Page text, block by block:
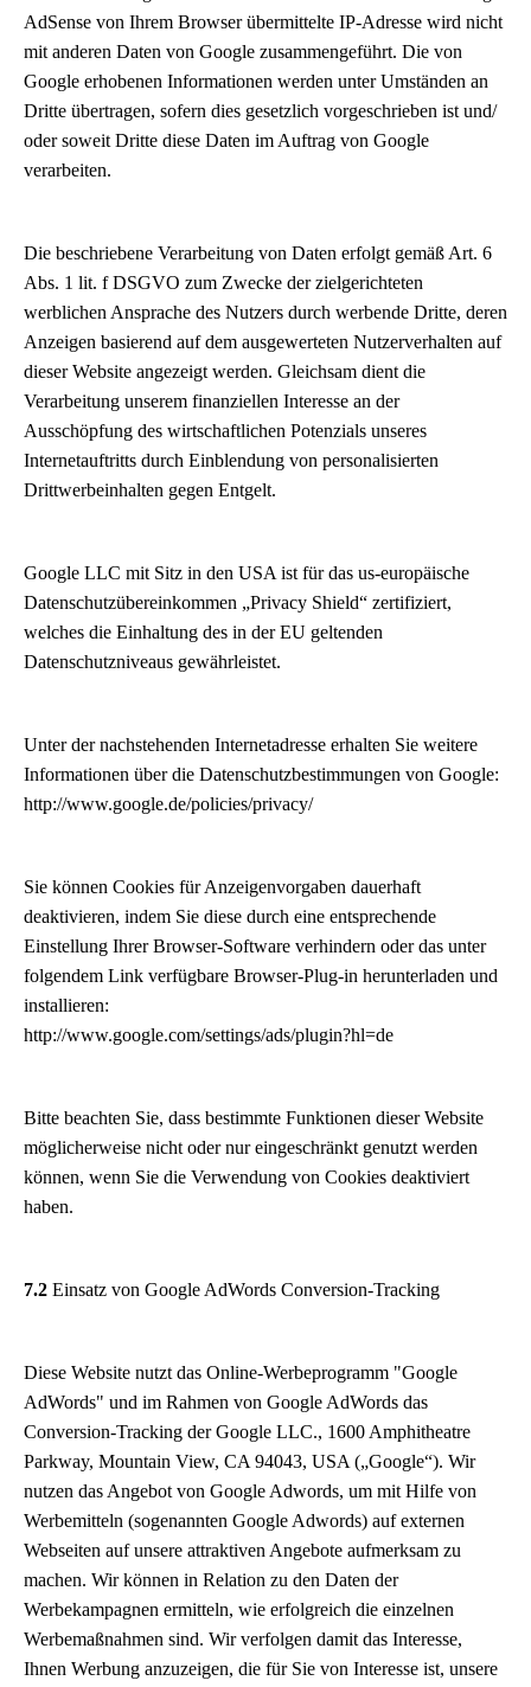
AdSense von Ihrem Browser übermittelte IP-Adresse wird nicht
mit anderen Daten von Google zusammengeführt. Die von
Google erhobenen Informationen werden unter Umständen an
Dritte übertragen, sofern dies gesetzlich vorgeschrieben ist und/
oder soweit Dritte diese Daten im Auftrag von Google
verarbeiten.
Die beschriebene Verarbeitung von Daten erfolgt gemäß Art. 6
Abs. 1 lit. f DSGVO zum Zwecke der zielgerichteten
werblichen Ansprache des Nutzers durch werbende Dritte, deren
Anzeigen basierend auf dem ausgewerteten Nutzerverhalten auf
dieser Website angezeigt werden. Gleichsam dient die
Verarbeitung unserem finanziellen Interesse an der
Ausschöpfung des wirtschaftlichen Potenzials unseres
Internetauftritts durch Einblendung von personalisierten
Drittwerbeinhalten gegen Entgelt.
Google LLC mit Sitz in den USA ist für das us-europäische
Datenschutzübereinkommen „Privacy Shield“ zertifiziert,
welches die Einhaltung des in der EU geltenden
Datenschutzniveaus gewährleistet.
Unter der nachstehenden Internetadresse erhalten Sie weitere
Informationen über die Datenschutzbestimmungen von Google:
http://www.google.de/policies/privacy/
Sie können Cookies für Anzeigenvorgaben dauerhaft
deaktivieren, indem Sie diese durch eine entsprechende
Einstellung Ihrer Browser-Software verhindern oder das unter
folgendem Link verfügbare Browser-Plug-in herunterladen und
installieren:
http://www.google.com/settings/ads/plugin?hl=de
Bitte beachten Sie, dass bestimmte Funktionen dieser Website
möglicherweise nicht oder nur eingeschränkt genutzt werden
können, wenn Sie die Verwendung von Cookies deaktiviert
haben.
7.2 Einsatz von Google AdWords Conversion-Tracking
Diese Website nutzt das Online-Werbeprogramm "Google
AdWords" und im Rahmen von Google AdWords das
Conversion-Tracking der Google LLC., 1600 Amphitheatre
Parkway, Mountain View, CA 94043, USA („Google“). Wir
nutzen das Angebot von Google Adwords, um mit Hilfe von
Werbemitteln (sogenannten Google Adwords) auf externen
Webseiten auf unsere attraktiven Angebote aufmerksam zu
machen. Wir können in Relation zu den Daten der
Werbekampagnen ermitteln, wie erfolgreich die einzelnen
Werbemaßnahmen sind. Wir verfolgen damit das Interesse,
Ihnen Werbung anzuzeigen, die für Sie von Interesse ist, unsere